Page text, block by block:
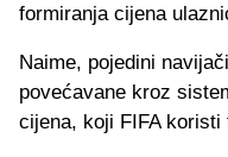
formiranja cijena
Naime, pojedini
povećavane kroz
cijena, koji FIFA